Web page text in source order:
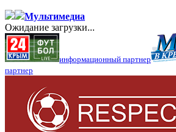
Мультимедиа
Ожидание загрузки...
информационный партнер
партнер